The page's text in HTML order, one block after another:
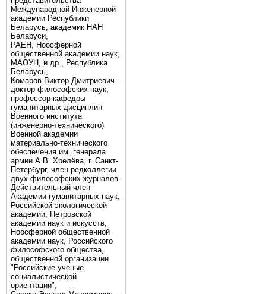
Международной Инженерной
академии Республики
Беларусь, академик НАН
Беларуси,
РАЕН, Ноосферной
общественной академии наук,
МАОУН, и др., Республика
Беларусь,
Комаров Виктор Дмитриевич –
доктор философских наук,
профессор кафедры
гуманитарных дисциплин
Военного института
(инженерно-технического)
Военной академии
материально-технического
обеспечения им. генерала
армии А.В. Хрелёва, г. Санкт-
Петербург, член редколлегии
двух философских журналов.
Действительный член
Академии гуманитарных наук,
Российской экологической
академии, Петровской
академии наук и искусств,
Ноосферной общественной
академии наук, Российского
философского общества,
общественной организации
"Российские ученые
социалистической
ориентации",